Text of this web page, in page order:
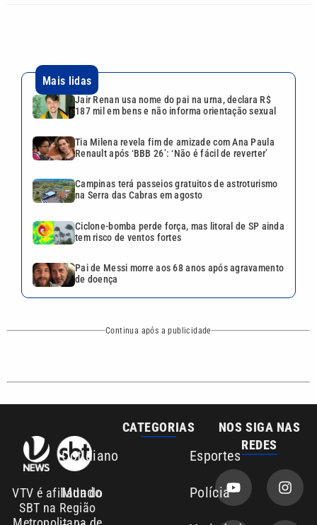
Mais lidas
Jair Renan usa nome do pai na urna, declara R$
187 mil em bens e não informa orientação sexual
Tia Milena revela fim de amizade com Ana Paula
Renault após ‘BBB 26’: ‘Não é fácil de reverter’
Campinas terá passeios gratuitos de astroturismo
na Serra das Cabras em agosto
Ciclone-bomba perde força, mas litoral de SP ainda
tem risco de ventos fortes
Pai de Messi morre aos 68 anos após agravamento
de doença
Continua após a publicidade
VTV é afiliada do
SBT na Região
Metropolitana de
Campinas e
Baixada Santista.
Esportes
Mundo Polícia
Política Variedades